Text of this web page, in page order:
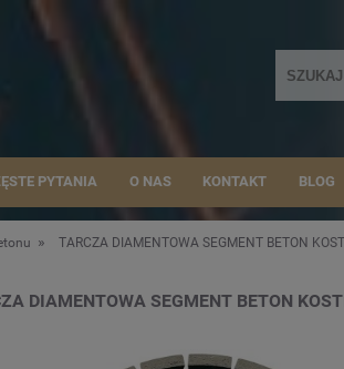
PYTANIA O NAS KONTAKT BLOG
» TARCZA DIAMENTOWA SEGMENT BETON
DIAMENTOWA SEGMENT BETON